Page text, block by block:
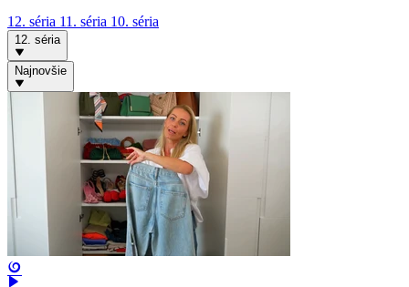
12. séria 11. séria 10. séria
12. séria
Najnovšie